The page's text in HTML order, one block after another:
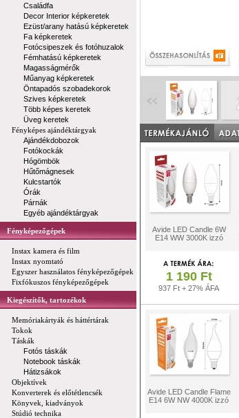
Családfa
Decor Interior képkeretek
Ezüst/arany hatású képkeretek
Fa képkeretek
Fotócsipeszek és fotóhuzalok
Fémhatású képkeretek
Magasságmérők
Műanyag képkeretek
Öntapadós szobadekorok
Szives képkeretek
Több képes keretek
Üveg keretek
Fényképes ajándéktárgyak
Ajándékdobozok
Fotókockák
Hógömbök
Hűtőmágnesek
Kulcstartók
Órák
Párnák
Egyéb ajándéktárgyak
Fényképezőgépek
Instax kamera és film
Instax nyomtató
Egyszer használatos fényképezőgépek
Fixfókuszos fényképezőgépek
Kiegészítők, tartozékok
Memóriakártyák és háttértárak
Tokok
Táskák
Fotós táskák
Notebook táskák
Hátizsákok
Objektívek
Konverterek és előtétlencsék
Könyvek, kiadványok
Stúdió technika
Avide LED Candle 6W
E14 WW 3000K izzó
1 190 Ft
937 Ft + 27% ÁFA
Avide LED Candle Flame
E14 6W NW 4000K izzó